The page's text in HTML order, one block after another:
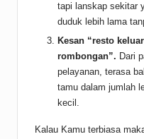
tapi lanskap sekitar
duduk lebih lama
Kesan “resto
rombongan”. Dari
pelayanan, terasa
tamu dalam jumlah
kecil.
Kalau Kamu terbiasa